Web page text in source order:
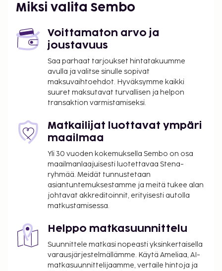
Miksi valita Sembo
Voittamaton arvo ja
joustavuus
Saa parhaat tarjoukset hintatakuumme
avulla ja valitse sinulle sopivat
maksuvaihtoehdot. Hyväksymme kaikki
suuret maksutavat turvallisen ja helpon
transaktion varmistamiseksi.
Matkailijat luottavat ympäri
maailmaa
Yli 30 vuoden kokemuksella Sembo on osa
maailmanlaajuisesti luotettavaa Stena-
ryhmää. Meidät tunnustetaan
asiantuntemuksestamme ja meitä tukee alan
johtavat akkreditoinnit, erityisesti autolla
matkustamisessa.
Helppo matkasuunnittelu
Suunnittele matkasi nopeasti yksinkertaisella
varausjärjestelmällämme. Käytä Ameliaa, AI-
matkasuunnittelijaamme, vertaile hintoja ja